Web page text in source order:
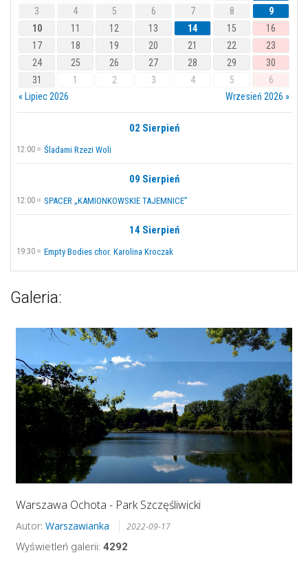
3
4 5 6 7 8
9
10
11 12 13 14 15
16
17
18 19 20 21 22
23
24
25 26 27 28 29
30
31
1 2 3 4 5
6
« Lipiec 2026
Wrzesień 2026 »
02 Sierpień
12:00 Śladami Rzezi Woli
09 Sierpień
12:00 SPACER „KAMIONKOWSKIE TAJEMNICE”
14 Sierpień
19:30 Empty Bodies chor. Karolina Kroczak
Galeria:
Warszawa Ochota - Park Szczęśliwicki
Autor: Warszawianka 2022-09-17
Wyświetleń galerii: 4292